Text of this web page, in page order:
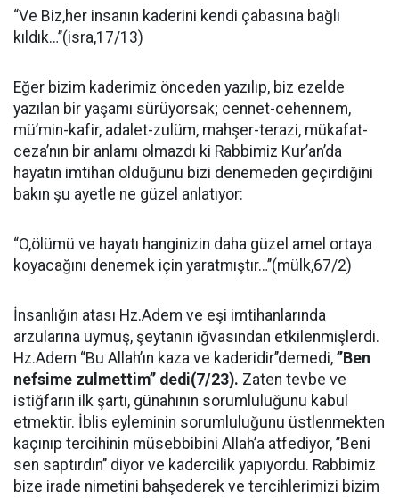
“Ve Biz,her insanın kaderini kendi çabasına bağlı
kıldık…’’(isra,17/13)
Eğer bizim kaderimiz önceden yazılıp, biz ezelde
yazılan bir yaşamı sürüyorsak; cennet-cehennem,
mü’min-kafir, adalet-zulüm, mahşer-terazi, mükafat-
ceza’nın bir anlamı olmazdı ki Rabbimiz Kur’an’da
hayatın imtihan olduğunu bizi denemeden geçirdiğini
bakın şu ayetle ne güzel anlatıyor:
“O,ölümü ve hayatı hanginizin daha güzel amel ortaya
koyacağını denemek için yaratmıştır…’’(mülk,67/2)
İnsanlığın atası Hz.Adem ve eşi imtihanlarında
arzularına uymuş, şeytanın iğvasından etkilenmişlerdi.
Hz.Adem “Bu Allah’ın kaza ve kaderidir’’demedi, ’’Ben
nefsime zulmettim’’ dedi(7/23). Zaten tevbe ve
istiğfarın ilk şartı, günahının sorumluluğunu kabul
etmektir. İblis eyleminin sorumluluğunu üstlenmekten
kaçınıp tercihinin müsebbibini Allah’a atfediyor, ’’Beni
sen saptırdın’’ diyor ve kadercilik yapıyordu. Rabbimiz
bize irade nimetini bahşederek ve tercihlerimizi bizim